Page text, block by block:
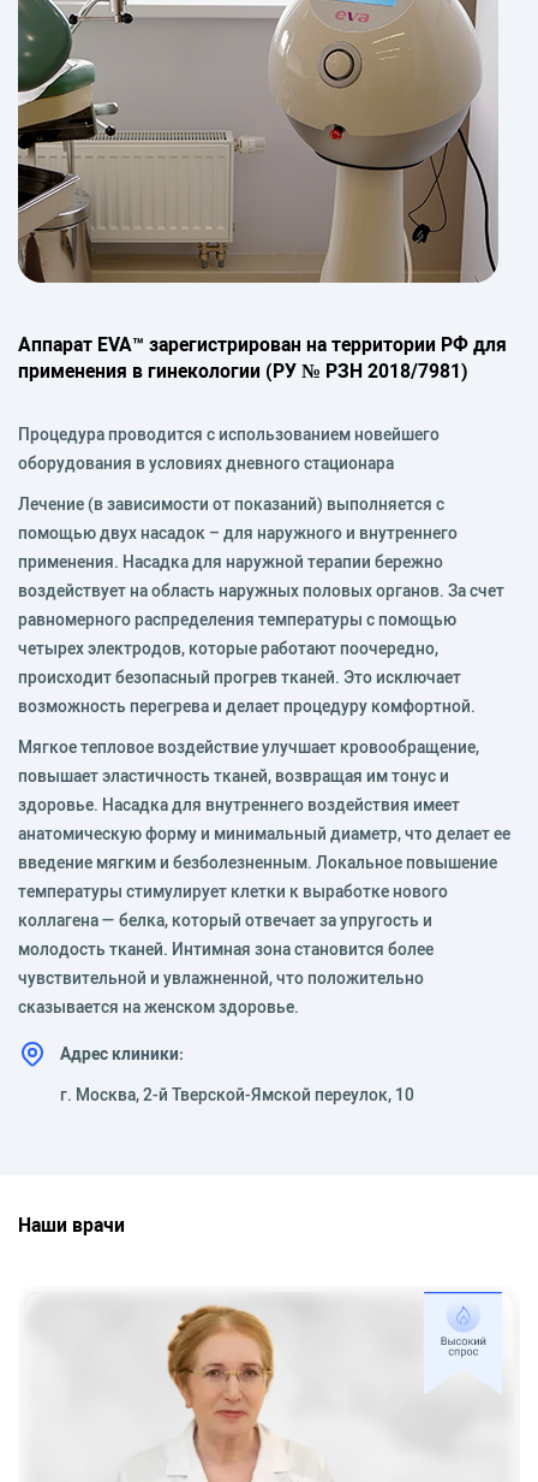
Аппарат EVA™ зарегистрирован на территории РФ для
применения в гинекологии (РУ № РЗН 2018/7981)
Процедура проводится с использованием новейшего
оборудования в условиях дневного стационара
Лечение (в зависимости от показаний) выполняется с
помощью двух насадок – для наружного и внутреннего
применения. Насадка для наружной терапии бережно
воздействует на область наружных половых органов. За счет
равномерного распределения температуры с помощью
четырех электродов, которые работают поочередно,
происходит безопасный прогрев тканей. Это исключает
возможность перегрева и делает процедуру комфортной.
Мягкое тепловое воздействие улучшает кровообращение,
повышает эластичность тканей, возвращая им тонус и
здоровье. Насадка для внутреннего воздействия имеет
анатомическую форму и минимальный диаметр, что делает ее
введение мягким и безболезненным. Локальное повышение
температуры стимулирует клетки к выработке нового
коллагена — белка, который отвечает за упругость и
молодость тканей. Интимная зона становится более
чувствительной и увлажненной, что положительно
сказывается на женском здоровье.
Адрес клиники:
г. Москва, 2-й Тверской-Ямской переулок, 10
Наши врачи